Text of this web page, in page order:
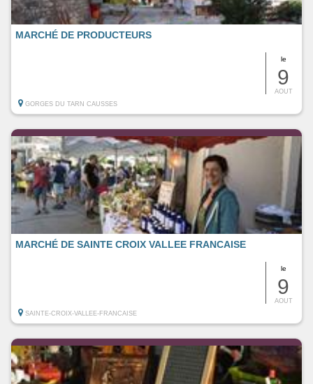
le
9
AOUT
MARCHÉ DE PRODUCTEURS
GORGES DU TARN CAUSSES
le
9
AOUT
MARCHÉ DE SAINTE CROIX VALLEE FRANCAISE
SAINTE-CROIX-VALLEE-FRANCAISE